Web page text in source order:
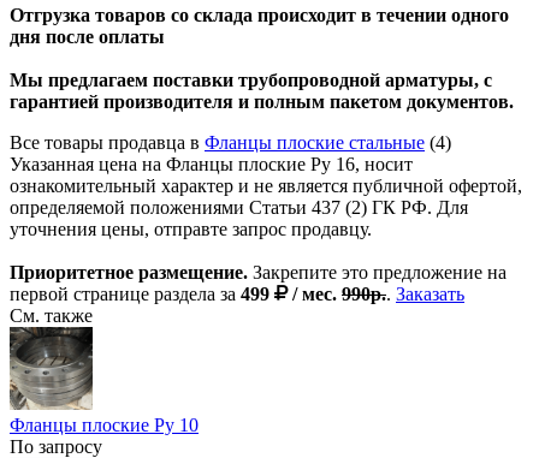
Отгрузка товаров со склада происходит в течении одного
дня после оплаты
Мы предлагаем поставки трубопроводной арматуры, с
гарантией производителя и полным пакетом документов.
Все товары продавца в Фланцы плоские стальные (4)
Указанная цена на Фланцы плоские Ру 16, носит
ознакомительный характер и не является публичной офертой,
определяемой положениями Статьи 437 (2) ГК РФ. Для
уточнения цены, отправте запрос продавцу.
Приоритетное размещение. Закрепите это предложение на
первой странице раздела за 499 / мес. 990р.. Заказать
См. также
Фланцы плоские Ру 10
По запросу